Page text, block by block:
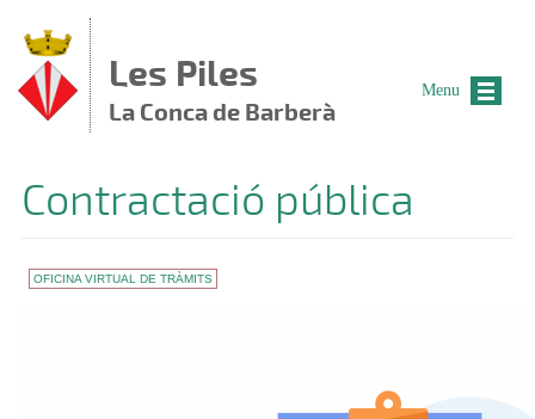
Les Piles
La Conca de Barberà
Contractació pública
OFICINA VIRTUAL DE TRÀMITS
Menu